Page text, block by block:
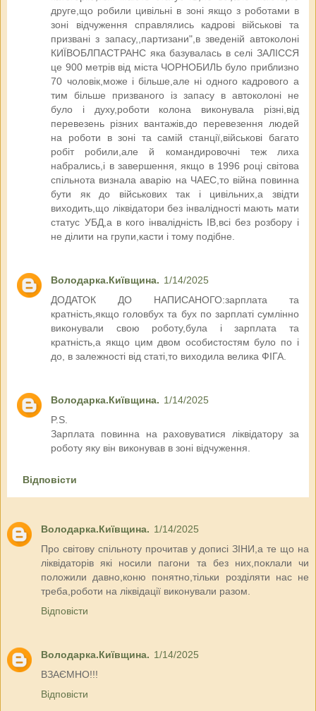
друге,що робили цивільні в зоні якщо з роботами в
зоні відчуження справлялись кадрові військові та
призвані з запасу,,партизани",в зведеній автоколоні
КИЇВОБЛПАСТРАНС яка базувалась в селі ЗАЛІССЯ
це 900 метрів від міста ЧОРНОБИЛЬ було приблизно
70 чоловік,може і більше,але ні одного кадрового а
тим більше призваного із запасу в автоколоні не
було і духу,роботи колона виконувала різні,від
перевезень різних вантажів,до перевезення людей
на роботи в зоні та самій станції,військові багато
робіт робили,але й командировочні теж лиха
набрались,і в завершення, якщо в 1996 році світова
спільнота визнала аварію на ЧАЕС,то війна повинна
бути як до військових так і цивільних,а звідти
виходить,що ліквідатори без інвалідності мають мати
статус УБД,а в кого інвалідність ІВ,всі без розбору і
не ділити на групи,касти і тому подібне.
Володарка.Київщина. 1/14/2025
ДОДАТОК ДО НАПИСАНОГО:зарплата та
кратність,якщо головбух та бух по зарплаті сумлінно
виконували свою роботу,була і зарплата та
кратність,а якщо цим двом особистостям було по і
до, в залежності від статі,то виходила велика ФІГА.
Володарка.Київщина. 1/14/2025
P.S.
Зарплата повинна на раховуватися ліквідатору за
роботу яку він виконував в зоні відчуження.
Відповісти
Володарка.Київщина. 1/14/2025
Про світову спільноту прочитав у дописі ЗІНИ,а те що на
ліквідаторів які носили пагони та без них,поклали чи
положили давно,коню понятно,тільки розділяти нас не
треба,роботи на ліквідації виконували разом.
Відповісти
Володарка.Київщина. 1/14/2025
ВЗАЄМНО!!!
Відповісти